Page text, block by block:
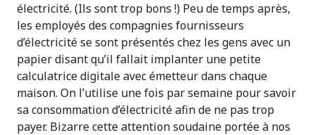
électricité. (Ils sont trop bons !) Peu de temps après,
les employés des compagnies fournisseurs
d’électricité se sont présentés chez les gens avec un
papier disant qu’il fallait implanter une petite
calculatrice digitale avec émetteur dans chaque
maison. On l’utilise une fois par semaine pour savoir
sa consommation d’électricité afin de ne pas trop
payer. Bizarre cette attention soudaine portée à nos